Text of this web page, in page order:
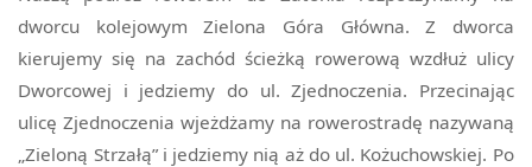
dworcu kolejowym Zielona Góra Główna. Z dworca
kierujemy się na zachód ścieżką rowerową wzdłuż ulicy
Dworcowej i jedziemy do ul. Zjednoczenia. Przecinając
ulicę Zjednoczenia wjeżdżamy na rowerostradę nazywaną
„Zieloną Strzałą” i jedziemy nią aż do ul. Kożuchowskiej. Po